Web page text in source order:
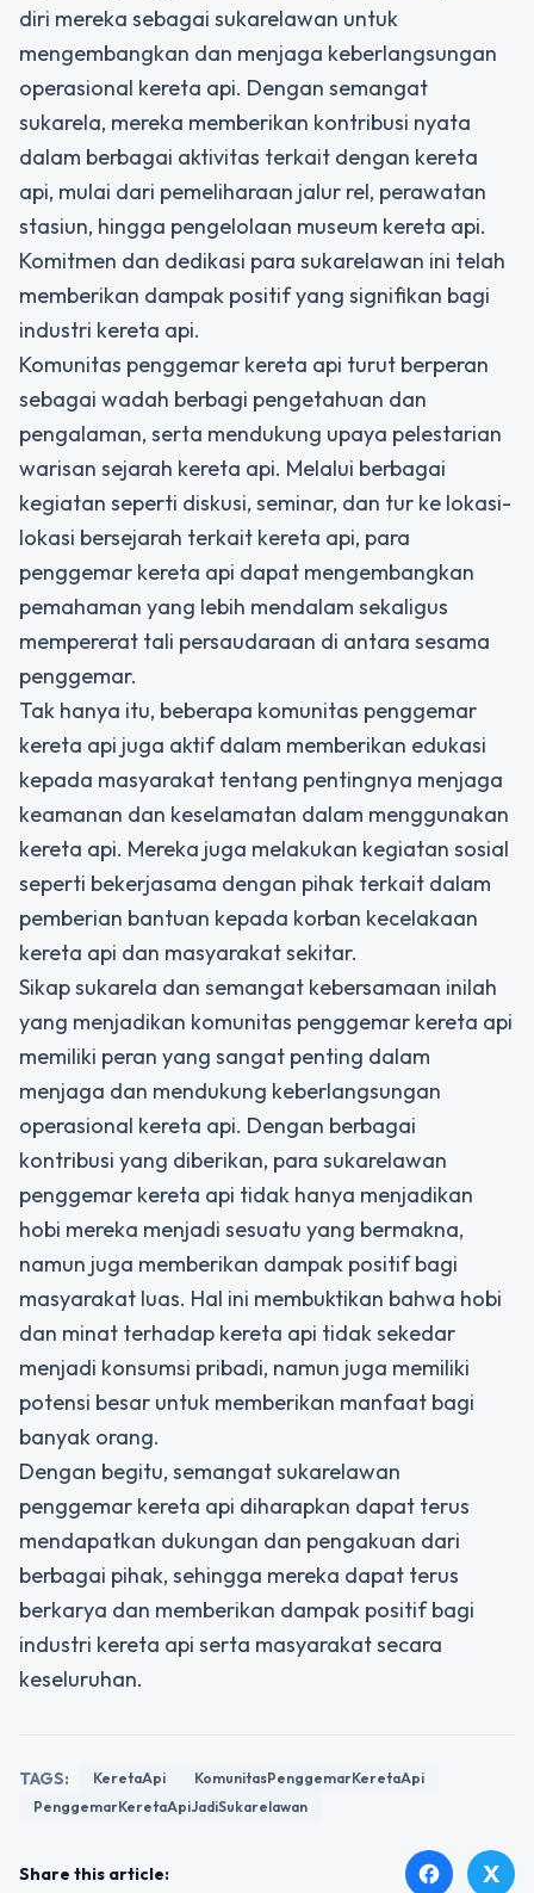
diri mereka sebagai sukarelawan untuk
mengembangkan dan menjaga keberlangsungan
operasional kereta api. Dengan semangat
sukarela, mereka memberikan kontribusi nyata
dalam berbagai aktivitas terkait dengan kereta
api, mulai dari pemeliharaan jalur rel, perawatan
stasiun, hingga pengelolaan museum kereta api.
Komitmen dan dedikasi para sukarelawan ini telah
memberikan dampak positif yang signifikan bagi
industri kereta api.
Komunitas penggemar kereta api turut berperan
sebagai wadah berbagi pengetahuan dan
pengalaman, serta mendukung upaya pelestarian
warisan sejarah kereta api. Melalui berbagai
kegiatan seperti diskusi, seminar, dan tur ke lokasi-
lokasi bersejarah terkait kereta api, para
penggemar kereta api dapat mengembangkan
pemahaman yang lebih mendalam sekaligus
mempererat tali persaudaraan di antara sesama
penggemar.
Tak hanya itu, beberapa komunitas penggemar
kereta api juga aktif dalam memberikan edukasi
kepada masyarakat tentang pentingnya menjaga
keamanan dan keselamatan dalam menggunakan
kereta api. Mereka juga melakukan kegiatan sosial
seperti bekerjasama dengan pihak terkait dalam
pemberian bantuan kepada korban kecelakaan
kereta api dan masyarakat sekitar.
Sikap sukarela dan semangat kebersamaan inilah
yang menjadikan komunitas penggemar kereta api
memiliki peran yang sangat penting dalam
menjaga dan mendukung keberlangsungan
operasional kereta api. Dengan berbagai
kontribusi yang diberikan, para sukarelawan
penggemar kereta api tidak hanya menjadikan
hobi mereka menjadi sesuatu yang bermakna,
namun juga memberikan dampak positif bagi
masyarakat luas. Hal ini membuktikan bahwa hobi
dan minat terhadap kereta api tidak sekedar
menjadi konsumsi pribadi, namun juga memiliki
potensi besar untuk memberikan manfaat bagi
banyak orang.
Dengan begitu, semangat sukarelawan
penggemar kereta api diharapkan dapat terus
mendapatkan dukungan dan pengakuan dari
berbagai pihak, sehingga mereka dapat terus
berkarya dan memberikan dampak positif bagi
industri kereta api serta masyarakat secara
keseluruhan.
TAGS: KeretaApi
KomunitasPenggemarKeretaApi
PenggemarKeretaApiJadiSukarelawan
Share this article: facebook X